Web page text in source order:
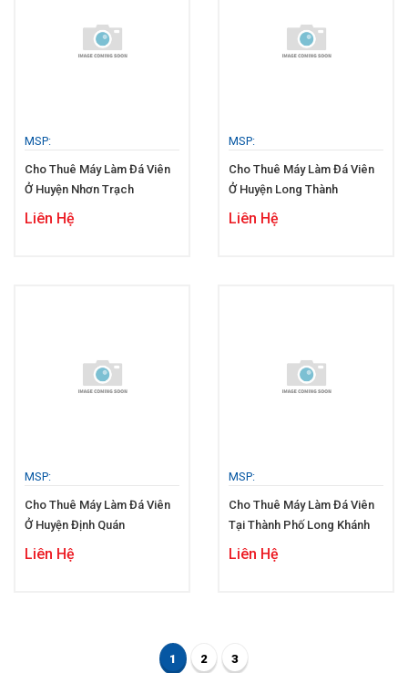
MSP:
Cho Thuê Máy Làm Đá Viên
Ở Huyện Nhơn Trạch
Liên Hệ
MSP:
Cho Thuê Máy Làm Đá Viên
Ở Huyện Long Thành
Liên Hệ
MSP:
Cho Thuê Máy Làm Đá Viên
Ở Huyện Định Quán
Liên Hệ
MSP:
Cho Thuê Máy Làm Đá Viên
Tại Thành Phố Long Khánh
Liên Hệ
1 2 3